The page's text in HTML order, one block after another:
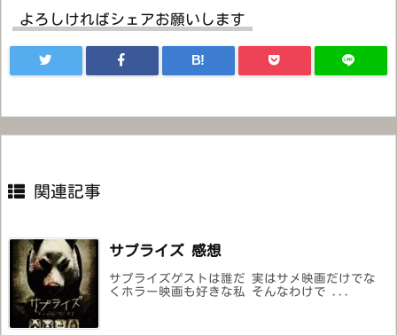
よろしければシェアお願いします
B!
関連記事
サプライズ 感想
サプライズゲストは誰だ 実はサメ映画だけでな
くホラー映画も好きな私 そんなわけで ...